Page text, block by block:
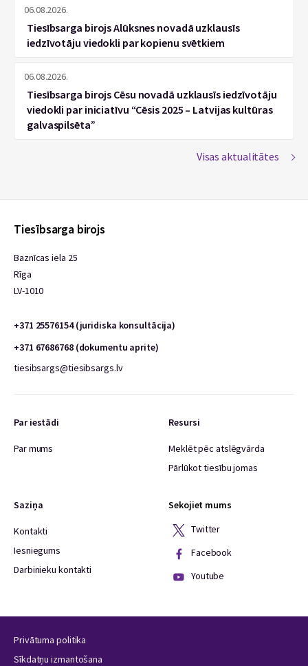
06.08.2026.
Tiesībsarga birojs Alūksnes novadā uzklausīs
iedzīvotāju viedokli par kopienu svētkiem
06.08.2026.
Tiesībsarga birojs Cēsu novadā uzklausīs iedzīvotāju
viedokli par iniciatīvu “Cēsis 2025 – Latvijas kultūras
galvaspilsēta”
Visas aktualitātes
Tiesībsarga birojs
Baznīcas iela 25
Rīga
LV-1010
+371 25576154 (juridiska konsultācija)
+371 67686768 (dokumentu aprite)
tiesibsargs@tiesibsargs.lv
Par iestādi
Par mums
Resursi
Meklēt pēc atslēgvārda
Pārlūkot tiesību jomas
Saziņa
Kontakti
Iesniegums
Darbinieku kontakti
Sekojiet mums
Twitter
Facebook
Youtube
Privātuma politika
Sīkdatņu izmantošana